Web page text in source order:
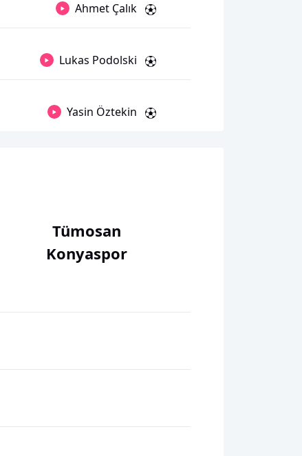
Ahmet Çalık
Lukas Podolski
Yasin Öztekin
Tümosan
Konyaspor